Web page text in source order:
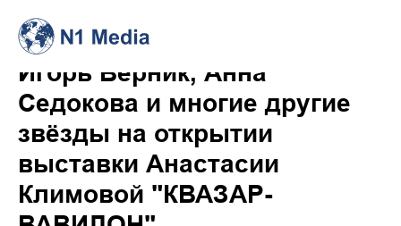
Игорь Верник, Анна
Седокова и многие другие
звёзды на открытии
выставки Анастасии
Климовой "КВАЗАР-